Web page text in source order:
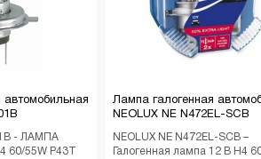
автомобильная
- ЛАМПА
60/55W P43T
Лампа галогенная
NEOLUX NE N472EL-SCB
NEOLUX NE N472EL-SCB –
Галогенная лампа 12 В H4